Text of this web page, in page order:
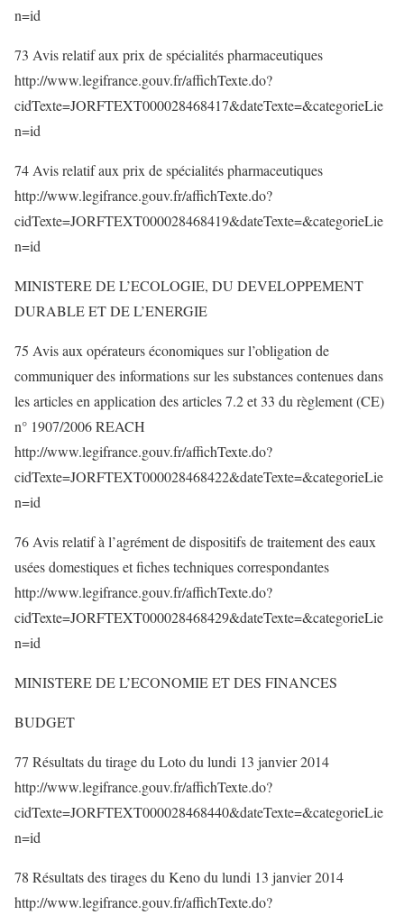
n=id
73 Avis relatif aux prix de spécialités pharmaceutiques
http://www.legifrance.gouv.fr/affichTexte.do?
cidTexte=JORFTEXT000028468417&dateTexte=&categorieLie
n=id
74 Avis relatif aux prix de spécialités pharmaceutiques
http://www.legifrance.gouv.fr/affichTexte.do?
cidTexte=JORFTEXT000028468419&dateTexte=&categorieLie
n=id
MINISTERE DE L’ECOLOGIE, DU DEVELOPPEMENT
DURABLE ET DE L’ENERGIE
75 Avis aux opérateurs économiques sur l’obligation de
communiquer des informations sur les substances contenues dans
les articles en application des articles 7.2 et 33 du règlement (CE)
n° 1907/2006 REACH
http://www.legifrance.gouv.fr/affichTexte.do?
cidTexte=JORFTEXT000028468422&dateTexte=&categorieLie
n=id
76 Avis relatif à l’agrément de dispositifs de traitement des eaux
usées domestiques et fiches techniques correspondantes
http://www.legifrance.gouv.fr/affichTexte.do?
cidTexte=JORFTEXT000028468429&dateTexte=&categorieLie
n=id
MINISTERE DE L’ECONOMIE ET DES FINANCES
BUDGET
77 Résultats du tirage du Loto du lundi 13 janvier 2014
http://www.legifrance.gouv.fr/affichTexte.do?
cidTexte=JORFTEXT000028468440&dateTexte=&categorieLie
n=id
78 Résultats des tirages du Keno du lundi 13 janvier 2014
http://www.legifrance.gouv.fr/affichTexte.do?